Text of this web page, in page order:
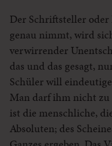
Der Schriftsteller oder
genau nimmt, wird
verwirrender
das und das gesagt,
Schüler will
Man darf ihm nicht
ist die menschliche,
Absoluten; des